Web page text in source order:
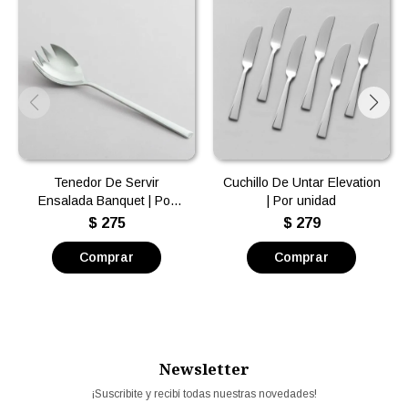
Tenedor De Servir
Ensalada Banquet | Por
unidad
$ 275
Cuchillo De Untar Elevation
| Por unidad
$ 279
Newsletter
¡Suscribite y recibí todas nuestras novedades!